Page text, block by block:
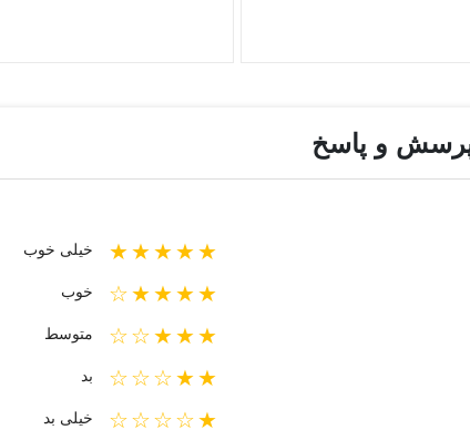
و پاسخ
★★★★★ خیلی خوب
★★★★☆ خوب
★★★☆☆ متوسط
★★☆☆☆ بد
★☆☆☆☆ خیلی بد